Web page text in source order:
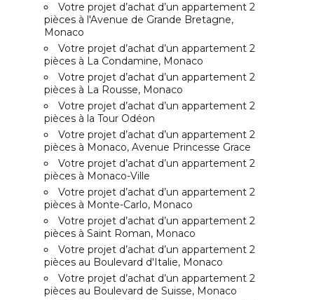
Votre projet d’achat d’un appartement 2
pièces à l'Avenue de Grande Bretagne,
Monaco
Votre projet d’achat d’un appartement 2
pièces à La Condamine, Monaco
Votre projet d’achat d’un appartement 2
pièces à La Rousse, Monaco
Votre projet d’achat d’un appartement 2
pièces à la Tour Odéon
Votre projet d’achat d’un appartement 2
pièces à Monaco, Avenue Princesse Grace
Votre projet d’achat d’un appartement 2
pièces à Monaco-Ville
Votre projet d’achat d’un appartement 2
pièces à Monte-Carlo, Monaco
Votre projet d’achat d’un appartement 2
pièces à Saint Roman, Monaco
Votre projet d’achat d’un appartement 2
pièces au Boulevard d'Italie, Monaco
Votre projet d’achat d’un appartement 2
pièces au Boulevard de Suisse, Monaco